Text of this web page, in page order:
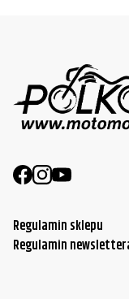
Regulamin sklepu
Regulamin